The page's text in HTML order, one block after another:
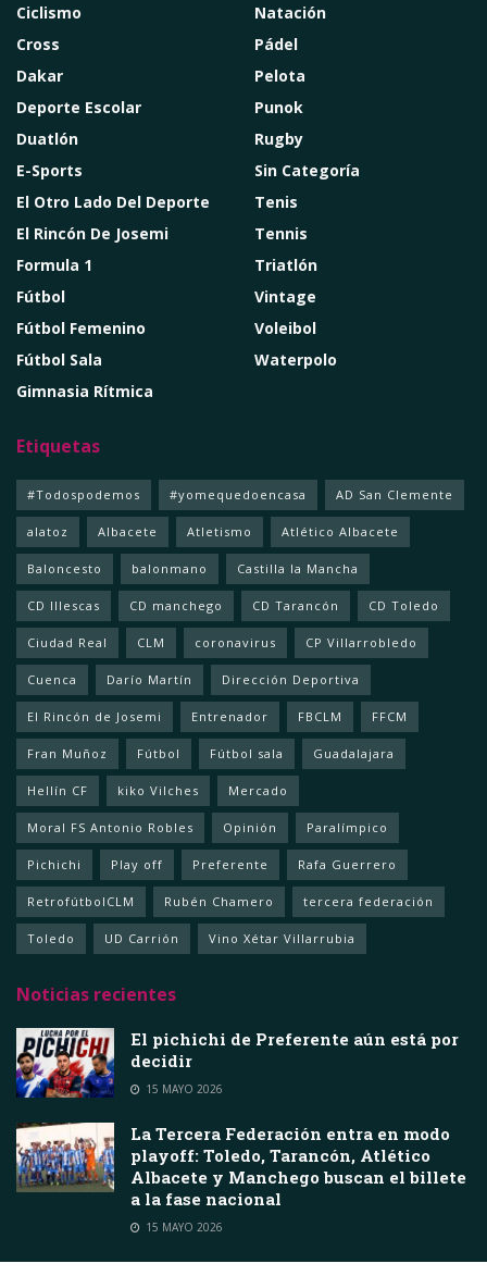
Ciclismo
Cross
Dakar
Deporte Escolar
Duatlón
E-Sports
El Otro Lado Del Deporte
El Rincón De Josemi
Formula 1
Fútbol
Fútbol Femenino
Fútbol Sala
Gimnasia Rítmica
Natación
Pádel
Pelota
Punok
Rugby
Sin Categoría
Tenis
Tennis
Triatlón
Vintage
Voleibol
Waterpolo
Etiquetas
#Todospodemos #yomequedoencasa AD San Clemente
alatoz Albacete Atletismo Atlético Albacete
Baloncesto balonmano Castilla la Mancha
CD Illescas CD manchego CD Tarancón CD Toledo
Ciudad Real CLM coronavirus CP Villarrobledo
Cuenca Darío Martín Dirección Deportiva
El Rincón de Josemi Entrenador FBCLM FFCM
Fran Muñoz Fútbol Fútbol sala Guadalajara
Hellín CF kiko Vilches Mercado
Moral FS Antonio Robles Opinión Paralímpico
Pichichi Play off Preferente Rafa Guerrero
RetrofútbolCLM Rubén Chamero tercera federación
Toledo UD Carrión Vino Xétar Villarrubia
Noticias recientes
El pichichi de Preferente aún está por
decidir
15 MAYO 2026
La Tercera Federación entra en modo
playoff: Toledo, Tarancón, Atlético
Albacete y Manchego buscan el billete
a la fase nacional
15 MAYO 2026